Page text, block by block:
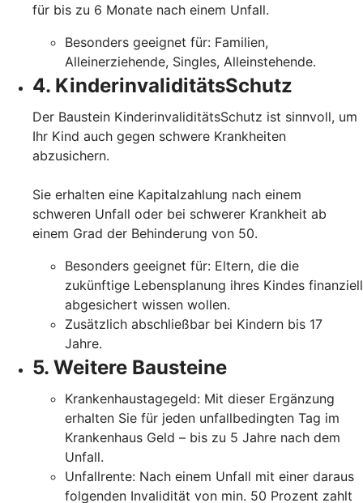
für bis zu 6 Monate nach einem Unfall.
Besonders geeignet für: Familien,
Alleinerziehende, Singles, Alleinstehende.
4. KinderinvaliditätsSchutz
Der Baustein KinderinvaliditätsSchutz ist sinnvoll, um
Ihr Kind auch gegen schwere Krankheiten
abzusichern.
Sie erhalten eine Kapitalzahlung nach einem
schweren Unfall oder bei schwerer Krankheit ab
einem Grad der Behinderung von 50.
Besonders geeignet für: Eltern, die die
zukünftige Lebensplanung ihres Kindes finanziell
abgesichert wissen wollen.
Zusätzlich abschließbar bei Kindern bis 17
Jahre.
5. Weitere Bausteine
Krankenhaustagegeld: Mit dieser Ergänzung
erhalten Sie für jeden unfallbedingten Tag im
Krankenhaus Geld – bis zu 5 Jahre nach dem
Unfall.
Unfallrente: Nach einem Unfall mit einer daraus
folgenden Invalidität von min. 50 Prozent zahlt